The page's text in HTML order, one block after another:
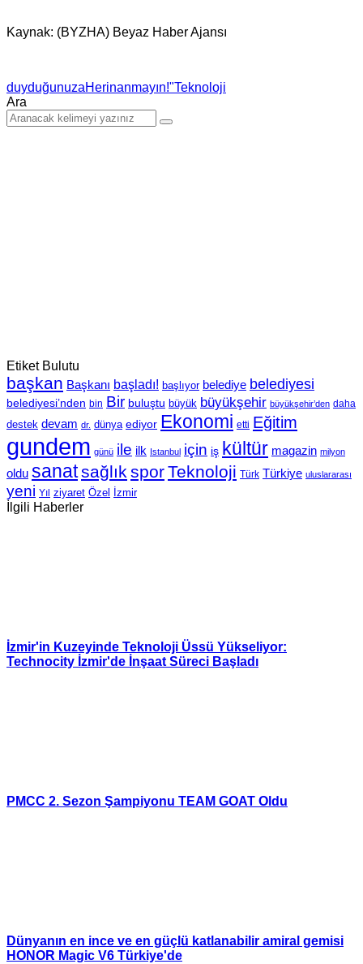
Kaynak: (BYZHA) Beyaz Haber Ajansı
duyduğunuzaHerinanmayın!"Teknoloji
Ara
Etiket Bulutu
başkan Başkanı başladı! başlıyor belediye belediyesi
belediyesi’nden bin Bir buluştu büyük büyükşehir büyükşehir’den daha
destek devam dr. dünya ediyor Ekonomi etti Eğitim
gundem günü ile ilk Istanbul için iş kültür magazin milyon
oldu sanatsağlık sporTeknoloji Türk Türkiye uluslararası
yeni Yıl ziyaret Özel İzmir
İlgili Haberler
İzmir'in Kuzeyinde Teknoloji Üssü Yükseliyor:
Technocity İzmir'de İnşaat Süreci Başladı
PMCC 2. Sezon Şampiyonu TEAM GOAT Oldu
Dünyanın en ince ve en güçlü katlanabilir amiral gemisi
HONOR Magic V6 Türkiye'de